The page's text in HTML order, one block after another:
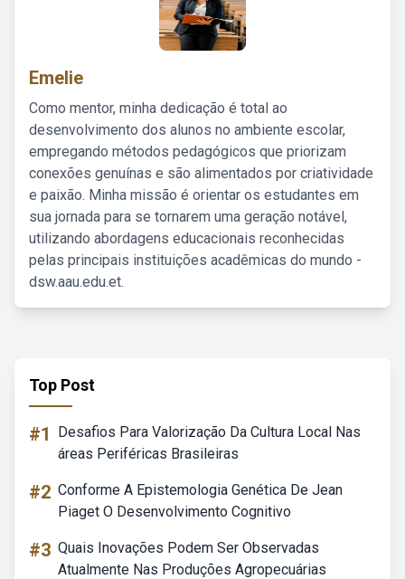
Emelie
Como mentor, minha dedicação é total ao
desenvolvimento dos alunos no ambiente escolar,
empregando métodos pedagógicos que priorizam
conexões genuínas e são alimentados por criatividade
e paixão. Minha missão é orientar os estudantes em
sua jornada para se tornarem uma geração notável,
utilizando abordagens educacionais reconhecidas
pelas principais instituições acadêmicas do mundo -
dsw.aau.edu.et.
Top Post
#1
Desafios Para Valorização Da Cultura Local Nas
áreas Periféricas Brasileiras
#2 Conforme A Epistemologia Genética De Jean
Piaget O Desenvolvimento Cognitivo
#3 Quais Inovações Podem Ser Observadas
Atualmente Nas Produções Agropecuárias